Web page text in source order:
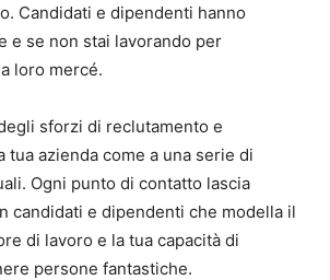
Candidati e dipendenti hanno
e se non stai lavorando per
loro mercé.
sforzi di reclutamento e
tua azienda come a una serie di
Ogni punto di contatto lascia
candidati e dipendenti che modella il
di lavoro e la tua capacità di
persone fantastiche.